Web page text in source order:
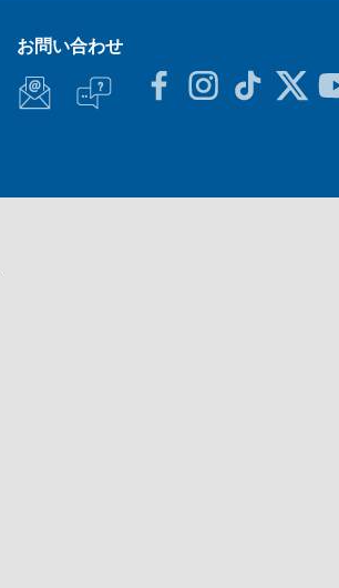
お問い合わせ